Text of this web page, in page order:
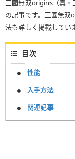
三國無双origins（真・
の記事です。三國無
法も詳しく掲載してい
目次
性能
入手方法
関連記事